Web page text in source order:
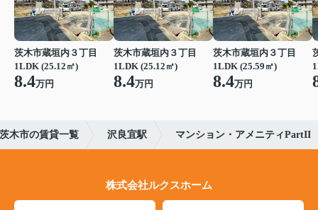
茨木市蔵垣内３丁目
1LDK (25.12㎡)
8.4万円
茨木市蔵垣内３丁目
1LDK (25.12㎡)
8.4万円
茨木市蔵垣内３丁目
1LDK (25.59㎡)
8.4万円
茨木市の賃貸一覧 沢良宜駅 マンション・アメニティPartII
株式会社ルクスホーム